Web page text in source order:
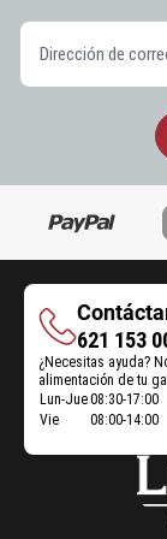
621 153
¿Necesitas ayuda?
alimentación de tu
Lun-Jue08:30-17:00
Vie
08:00-14:00